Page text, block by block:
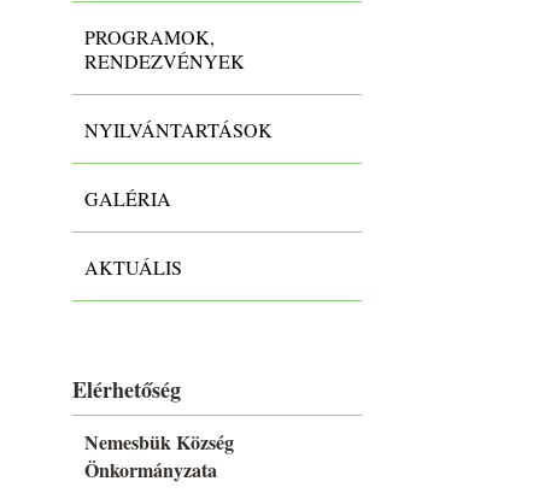
PROGRAMOK,
RENDEZVÉNYEK
NYILVÁNTARTÁSOK
GALÉRIA
AKTUÁLIS
Elérhetőség
Nemesbük Község
Önkormányzata